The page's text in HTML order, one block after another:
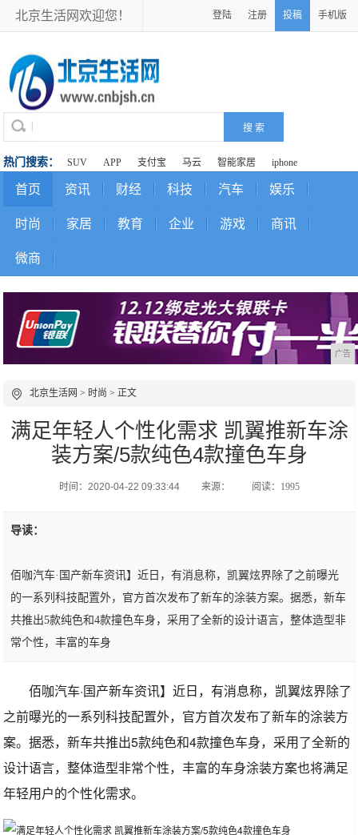
北京生活网欢迎您！ 登陆 注册 投稿 手机版
热门搜索： SUV APP 支付宝 马云 智能家居 iphone
首页 资讯 财经 科技 汽车 娱乐
时尚 家居 教育 企业 游戏 商讯
微商
广告
北京生活网 > 时尚 > 正文
满足年轻人个性化需求 凯翼推新车涂
装方案/5款纯色4款撞色车身
时间：2020-04-22 09:33:44 来源： 阅读：1995
导读：
佰咖汽车·国产新车资讯】近日，有消息称，凯翼炫界除了之前曝光
的一系列科技配置外，官方首次发布了新车的涂装方案。据悉，新车
共推出5款纯色和4款撞色车身，采用了全新的设计语言，整体造型非
常个性，丰富的车身
佰咖汽车·国产新车资讯】近日，有消息称，凯翼炫界除了
之前曝光的一系列科技配置外，官方首次发布了新车的涂装方
案。据悉，新车共推出5款纯色和4款撞色车身，采用了全新的
设计语言，整体造型非常个性，丰富的车身涂装方案也将满足
年轻用户的个性化需求。